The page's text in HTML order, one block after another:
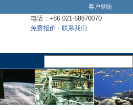
客户登陆
电话：+86 021-68870070
免费报价 · 联系我们